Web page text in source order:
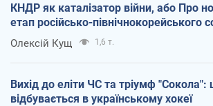
КНДР як каталізатор війни, або Про
етап російсько-північнокорейського
Олексій Кущ 1,6 т.
Вихід до еліти ЧС та тріумф "Сокола":
відбувається в українському хокеї